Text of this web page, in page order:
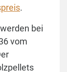
.
werden bei
vom